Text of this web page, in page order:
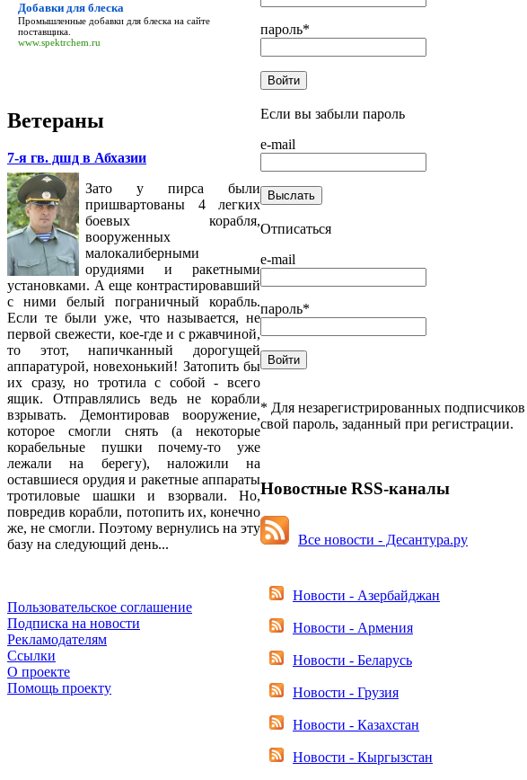
Добавки для блеска
Промышленные добавки для блескана сайте
поставщика.
www.spektrchem.ru
Ветераны
7-я гв. дшд в Абхазии
Зато у пирса были
пришвартованы 4 легких
боевых корабля,
вооруженных
малокалиберными
орудиями и ракетными
установками. А еще контрастировавший
с ними белый пограничный корабль.
Если те были уже, что называется, не
первой свежести, кое-где и с ржавчиной,
то этот, напичканный дорогущей
аппаратурой, новехонький! Затопить бы
их сразу, но тротила с собой - всего
ящик. Отправлялись ведь не корабли
взрывать. Демонтировав вооружение,
которое смогли снять (а некоторые
корабельные пушки почему-то уже
лежали на берегу), наложили на
оставшиеся орудия и ракетные аппараты
тротиловые шашки и взорвали. Но,
повредив корабли, потопить их, конечно
же, не смогли. Поэтому вернулись на эту
базу на следующий день...
Пользовательское соглашение
Подписка на новости
Рекламодателям
Ссылки
О проекте
Помощь проекту
пароль*
Если вы забыли пароль
e-mail
Отписаться
e-mail
пароль*
* Для незарегистрированных
свой пароль, заданный при регистрации.
Новостные RSS-каналы
Все новости - Десантура.ру
Новости - Азербайджан
Новости - Армения
Новости - Беларусь
Новости - Грузия
Новости - Казахстан
Новости - Кыргызстан